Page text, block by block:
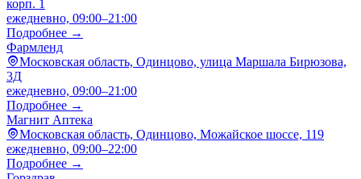
корп. 1
ежедневно, 09:00–21:00
Подробнее →
Фармленд
Московская область, Одинцово, улица Маршала Бирюзова,
3Д
ежедневно, 09:00–21:00
Подробнее →
Магнит Аптека
Московская область, Одинцово, Можайское шоссе, 119
ежедневно, 09:00–22:00
Подробнее →